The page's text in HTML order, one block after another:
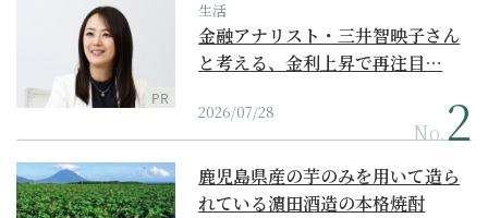
PR
生活
金融アナリスト・三井智映子さん
と考える、金利上昇で再注目…
2026/07/28
No.
鹿児島県産の芋のみを用いて造ら
れている濵田酒造の本格焼酎